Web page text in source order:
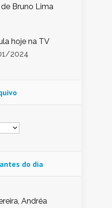
Bruno Lima
hoje na TV
2024
do dia
Andréa